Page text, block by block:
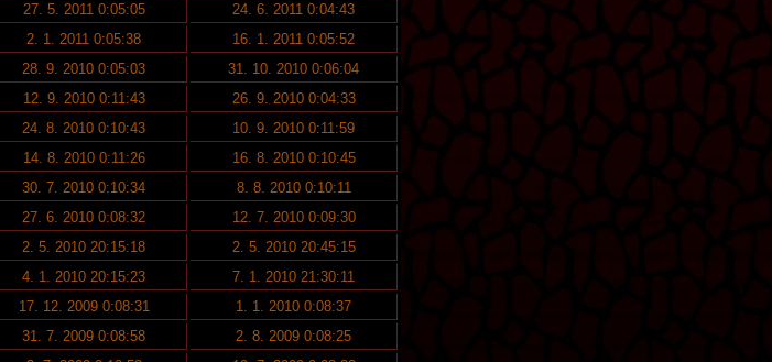
27. 5. 2011 0:05:05
24. 6. 2011 0:04:43
2. 1. 2011 0:05:38
16. 1. 2011 0:05:52
28. 9. 2010 0:05:03
31. 10. 2010 0:06:04
12. 9. 2010 0:11:43
26. 9. 2010 0:04:33
24. 8. 2010 0:10:43
10. 9. 2010 0:11:59
14. 8. 2010 0:11:26
16. 8. 2010 0:10:45
30. 7. 2010 0:10:34
8. 8. 2010 0:10:11
27. 6. 2010 0:08:32
12. 7. 2010 0:09:30
2. 5. 2010 20:15:18
2. 5. 2010 20:45:15
4. 1. 2010 20:15:23
7. 1. 2010 21:30:11
17. 12. 2009 0:08:31
1. 1. 2010 0:08:37
31. 7. 2009 0:08:58
2. 8. 2009 0:08:25